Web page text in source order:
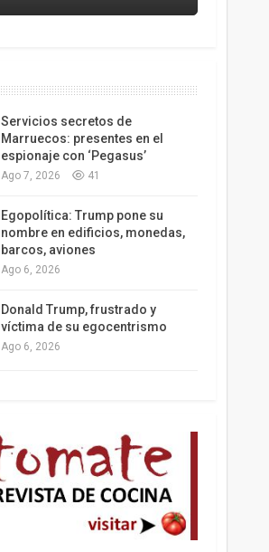
Servicios secretos de
Marruecos: presentes en el
espionaje con ‘Pegasus’
Ago 7, 2026 41
Egopolítica: Trump pone su
nombre en edificios, monedas,
barcos, aviones
Ago 6, 2026
Donald Trump, frustrado y
víctima de su egocentrismo
Ago 6, 2026